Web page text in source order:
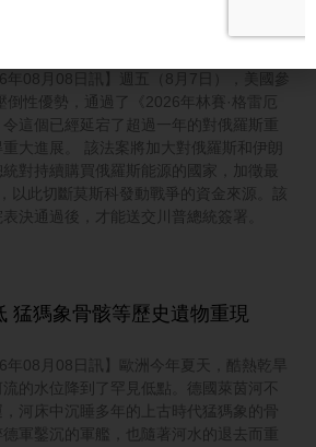
年08月08日訊】週五（8月7日），美國參
倒性優勢，通過了《2026年林賽·格雷厄
這個已經延宕了超過一年的對俄羅斯重
大進展。 該法案將加大對俄羅斯和伊朗
對持續購買俄羅斯能源的國家，加徵最
以此切斷莫斯科發動戰爭的資金來源。該
決通過後，才能送交川普總統簽署。
猛獁象骨骸等歷史遺物重現
年08月08日訊】歐洲今年夏天，酷熱乾旱
流的水位降到了罕見低點。德國萊茵河不
河床中沉睡多年的上古時代猛獁象的骨
軍鑿沉的軍艦，也隨著河水的退去而重